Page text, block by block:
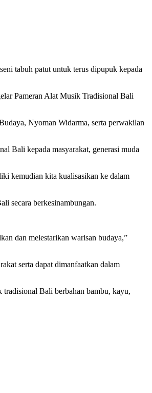
tabuh patut untuk terus dipupuk kepada
Pameran Alat Musik Tradisional Bali
Nyoman Widarma, serta perwakilan
Bali kepada masyarakat, generasi muda
kemudian kita kualisasikan ke dalam
secara berkesinambungan.
dan melestarikan warisan budaya,”
serta dapat dimanfaatkan dalam
Bali berbahan bambu, kayu,